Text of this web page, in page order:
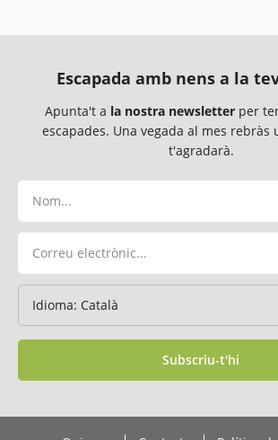
Escapada amb nens a la
Apunta't a la nostra newsletter per
escapades. Una vegada al mes rebràs
t'agradarà.
Subscriu-t'hi